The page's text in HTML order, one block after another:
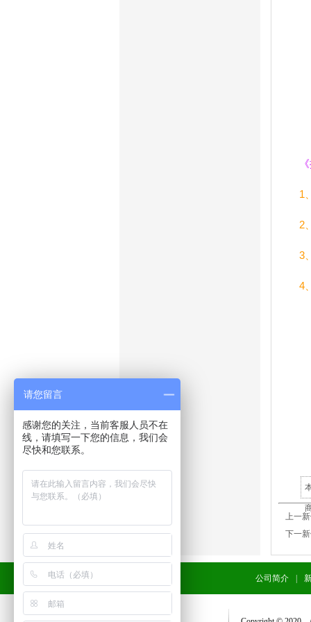
1
2
3
4
上一
下一
公司简介
请您留言
感谢您的关注，当前客服人员不在
线，请填写一下您的信息，我们会
尽快和您联系。